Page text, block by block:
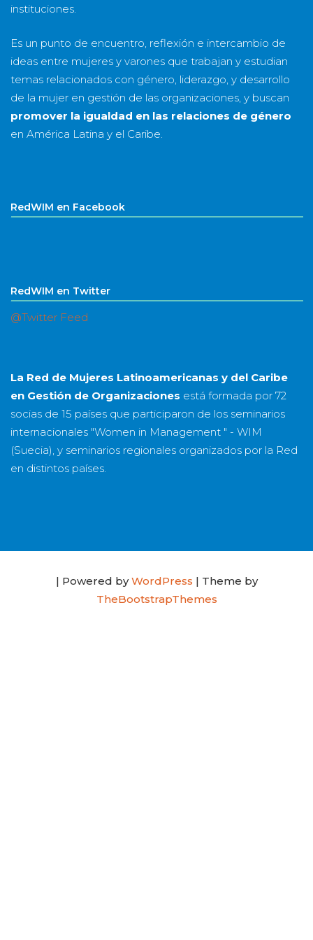
instituciones.
Es un punto de encuentro, reflexión e intercambio de
ideas entre mujeres y varones que trabajan y estudian
temas relacionados con género, liderazgo, y desarrollo
de la mujer en gestión de las organizaciones, y buscan
promover la igualdad en las relaciones de género
en América Latina y el Caribe.
RedWIM en Facebook
RedWIM en Twitter
@Twitter Feed
La Red de Mujeres Latinoamericanas y del Caribe
en Gestión de Organizaciones está formada por 72
socias de 15 países que participaron de los seminarios
internacionales "Women in Management " - WIM
(Suecia), y seminarios regionales organizados por la Red
en distintos países.
| Powered byWordPress | Theme by
TheBootstrapThemes